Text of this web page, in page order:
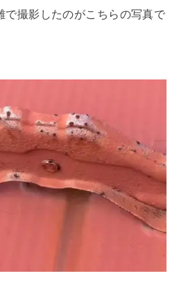
で撮影したのがこちらの写真で